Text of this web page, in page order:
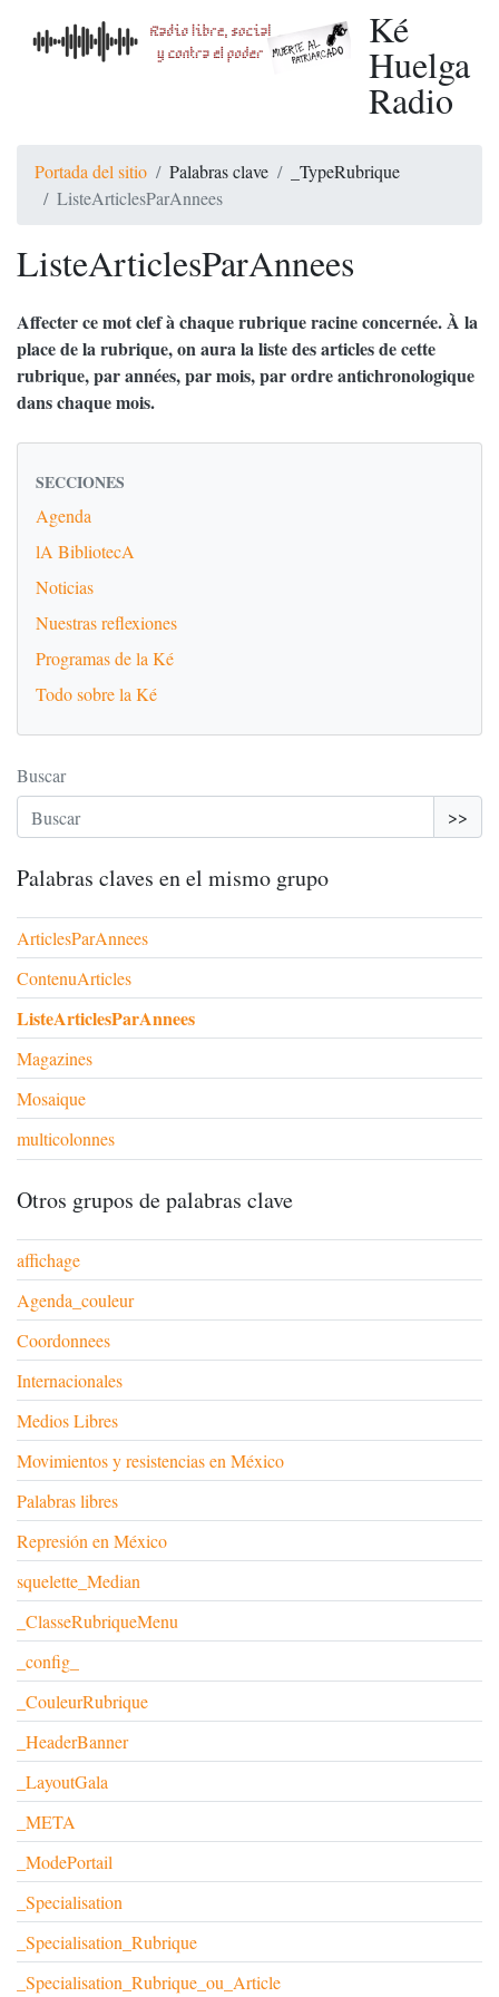
Ké
Huelga
Radio
Portada del sitio Palabras clave
_TypeRubrique
ListeArticlesParAnnees
ListeArticlesParAnnees
Affecter ce mot clef à chaque rubrique racine concernée. À la
place de la rubrique, on aura la liste des articles de cette
rubrique, par années, par mois, par ordre antichronologique
dans chaque mois.
SECCIONES
Agenda
lA BibliotecA
Noticias
Nuestras reflexiones
Programas de la Ké
Todo sobre la Ké
Buscar
>>
Palabras claves en el mismo grupo
ArticlesParAnnees
ContenuArticles
ListeArticlesParAnnees
Magazines
Mosaique
multicolonnes
Otros grupos de palabras clave
affichage
Agenda_couleur
Coordonnees
Internacionales
Medios Libres
Movimientos y resistencias en México
Palabras libres
Represión en México
squelette_Median
_ClasseRubriqueMenu
_config_
_CouleurRubrique
_HeaderBanner
_LayoutGala
_META
_ModePortail
_Specialisation
_Specialisation_Rubrique
_Specialisation_Rubrique_ou_Article